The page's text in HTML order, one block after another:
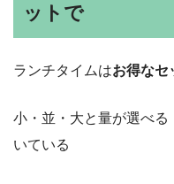
ットで
ランチタイムはお得なセ
小・並・大と量が選べ
いている